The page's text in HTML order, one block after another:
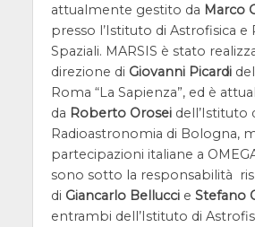
attualmente gestito da Marco
presso l’Istituto di Astrofisica e
Spaziali. MARSIS è stato
direzione di Giovanni Picardi
Roma “La Sapienza”, ed è
da Roberto Oroseidell’Istituto
Radioastronomia di Bologna,
partecipazioni italiane a
sono sotto la responsabilità
di Giancarlo Belluccie Stefano
entrambi dell’Istituto di